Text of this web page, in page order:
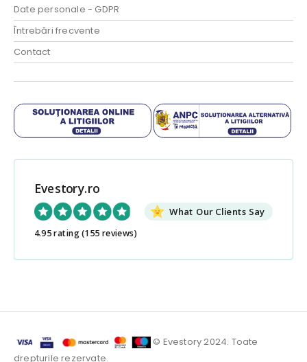
Date personale - GDPR
Întrebări frecvente
Contact
Evestory.ro
What Our Clients Say
4.95 rating(155 reviews)
© Evestory 2024. Toate
drepturile rezervate.